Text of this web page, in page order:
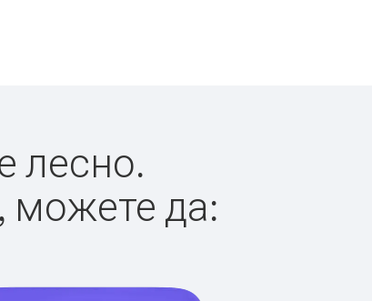
лесно.
можете да: